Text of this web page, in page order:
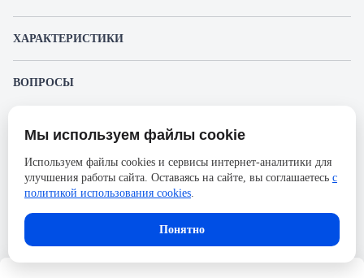
ХАРАКТЕРИСТИКИ
Производитель
Серия
Acti 9
Номинальный ток
Напряжение, В
72
Количество полюсов
ВОПРОСЫ
Пожалуйста, авторизуйтесь, чтобы иметь
возможность оставлять вопросы.
Представленные изображения и характеристики могут отличаться от реального
без предварительного уведомления. Компания АйДистрибьют не несёт
ответственности в случае не соответствия текущей модели товаров фотографиям,
размещённым в карточке товара.
Мы используем файлы cookie
Используем файлы cookies и сервисы интернет-аналитики для
улучшения работы сайта. Оставаясь на сайте, вы соглашаетесь с
политикой использования cookies.
Понятно